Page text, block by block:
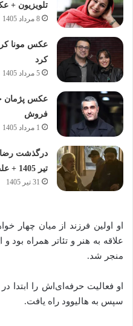
تلویزیون +
8 مرداد 1405
عکس مونا
کرد
5 مرداد 1405
عکس پژمان
فروش
1 مرداد 1405
تیر 1405 + علت فوت
31 تیر 1405
او اولین فرزند از میان چهار
علاقه به هنر و تئاتر همراه بود
منجر شد.
او فعالیت حرفه‌ای‌اش را ابتدا
سپس به هالیوود راه یافت.